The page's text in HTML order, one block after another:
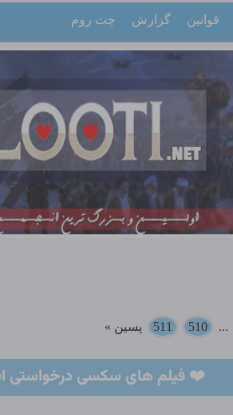
قوانین گزارش چت روم
...
510
511 پسین »
❤️ فیلم های سکسی درخواستی